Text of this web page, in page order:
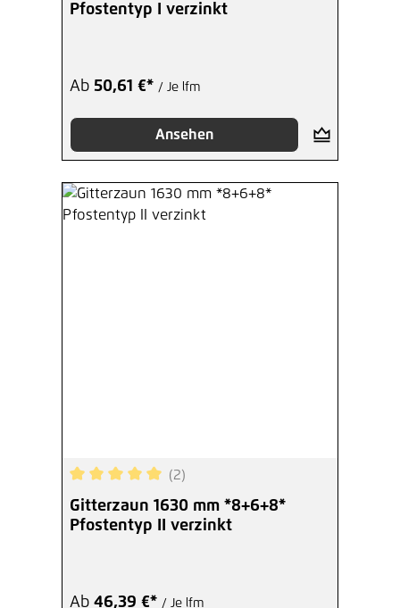
Pfostentyp I verzinkt
Ab 50,61 €* / Je lfm
Ansehen
Durchschnittliche Bewertung von 5 von 5
(2)
Gitterzaun 1630 mm *8+6+8*
Pfostentyp II verzinkt
Ab 46,39 €* / Je lfm